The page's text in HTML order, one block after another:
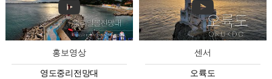
홍보영상
영도중리전망대
센서
오륙도